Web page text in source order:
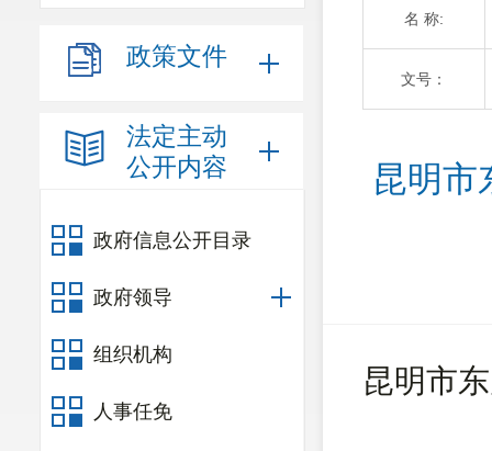
政策文件
法定主动
公开内容
政府信息公开目录
政府领导
组织机构
人事任免
名 称:
文号：
昆明市
昆明市